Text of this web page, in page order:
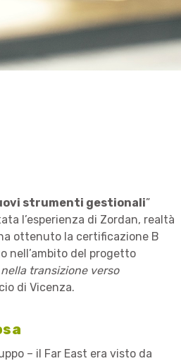
strumenti gestionali”
l’esperienza di Zordan, realtà
ottenuto la certificazione B
nell’ambito del progetto
transizione verso
di Vicenza.
– il Far East era visto da